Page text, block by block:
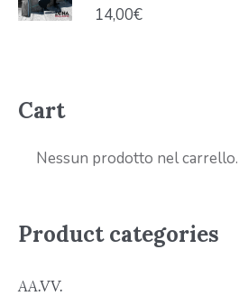
14,00€
Cart
Nessun prodotto nel carrello.
Product categories
AA.VV.